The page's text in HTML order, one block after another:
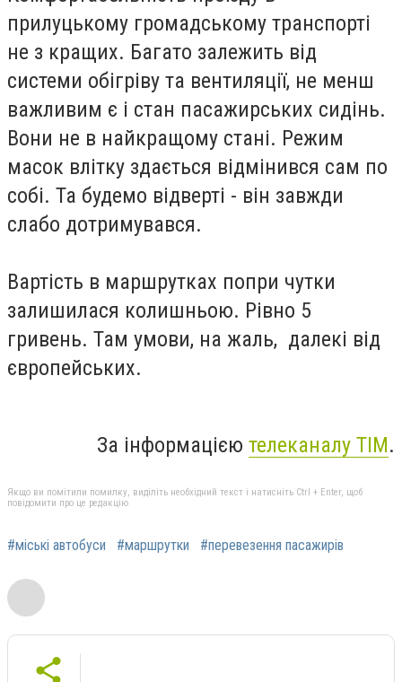
прилуцькому громадському транспорті
не з кращих. Багато залежить від
системи обігріву та вентиляції, не менш
важливим є і стан пасажирських сидінь.
Вони не в найкращому стані. Режим
масок влітку здається відмінився сам по
собі. Та будемо відверті - він завжди
слабо дотримувався.
Вартість в маршрутках попри чутки
залишилася колишньою. Рівно 5
гривень. Там умови, на жаль, далекі від
європейських.
За інформацією телеканалу ТІМ.
Якщо ви помітили помилку, виділіть необхідний текст і натисніть Ctrl + Enter, щоб
повідомити про це редакцію
#міські автобуси #маршрутки #перевезення пасажирів